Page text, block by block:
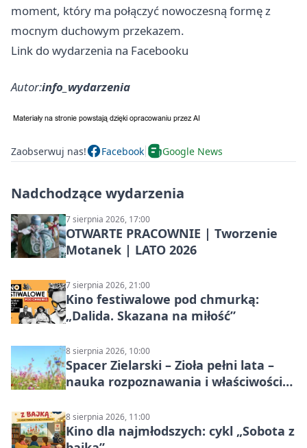
moment, który ma połączyć nowoczesną formę z
mocnym duchowym przekazem.
Link do wydarzenia na Facebooku
Autor:info_wydarzenia
Zaobserwuj nas! Facebook Google News
Nadchodzące wydarzenia
7 sierpnia 2026, 17:00
OTWARTE PRACOWNIE | Tworzenie
Motanek | LATO 2026
7 sierpnia 2026, 21:00
Kino festiwalowe pod chmurką:
„Dalida. Skazana na miłość”
8 sierpnia 2026, 10:00
Spacer Zielarski – Zioła pełni lata –
nauka rozpoznawania i właściwości
8 sierpnia 2026, 11:00
Kino dla najmłodszych: cykl „Sobota z